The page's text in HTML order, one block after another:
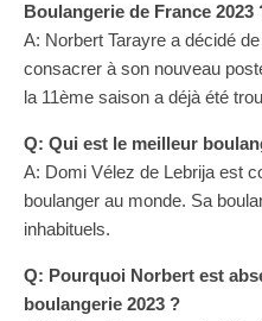
Boulangerie de France 2023
A: Norbert Tarayre a décidé
consacrer à son nouveau
la 11ème saison a déjà été
Q: Qui est le meilleur
A: Domi Vélez de Lebrija est
boulanger au monde. Sa
inhabituels.
Q: Pourquoi Norbert est
boulangerie 2023 ?